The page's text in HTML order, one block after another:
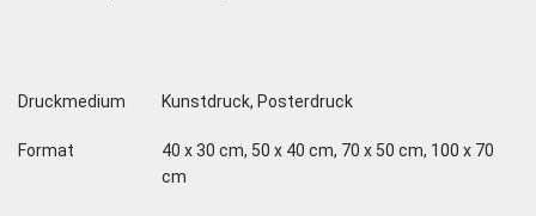
Druckmedium Kunstdruck, Posterdruck
Format
40 x 30 cm, 50 x 40 cm, 70 x 50 cm, 100 x 70
cm